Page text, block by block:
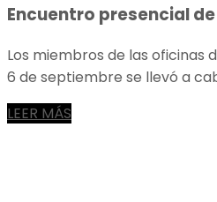
Encuentro presencial
Los miembros de las oficinas
6 de septiembre se llevó a
LEER MÁS